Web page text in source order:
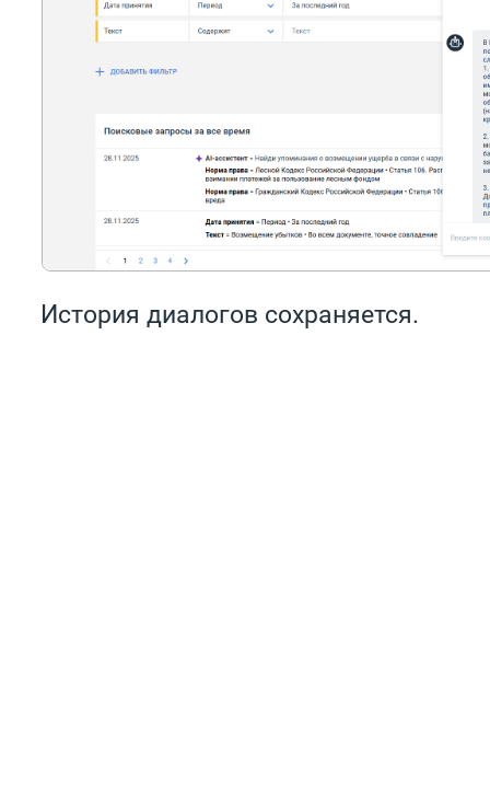
История диалогов сохраняется.